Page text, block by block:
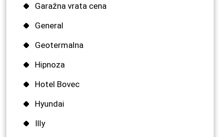
Garažna vrata cena
General
Geotermalna
Hipnoza
Hotel Bovec
Hyundai
Illy